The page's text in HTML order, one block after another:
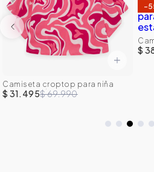
Camiseta croptop para niña
manga corta
$ 31.495$ 69.990
-
$